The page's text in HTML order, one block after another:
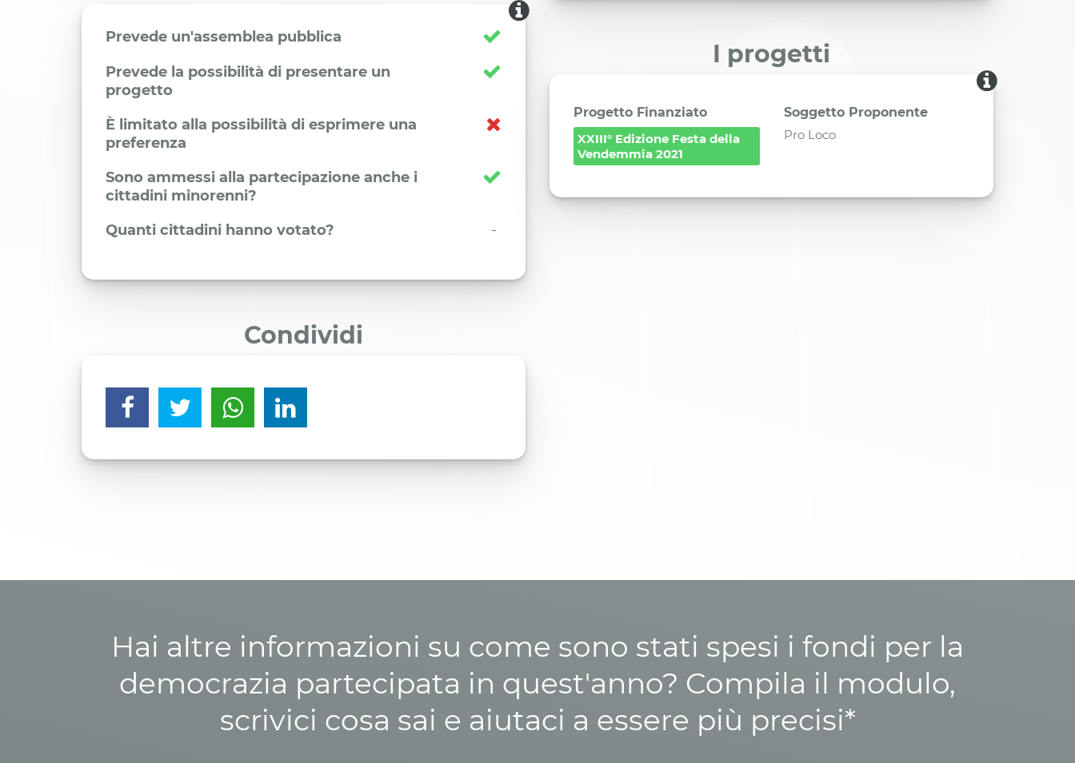
Prevede un'assemblea pubblica
Prevede la possibilità di presentare un
progetto
È limitato alla possibilità di esprimere una
preferenza
Sono ammessi alla partecipazione anche i
cittadini minorenni?
Quanti cittadini hanno votato?
-
I progetti
Progetto Finanziato
Soggetto Proponente
XXIII° Edizione Festa della
Vendemmia 2021
Pro Loco
Condividi
Hai altre informazioni su come sono stati spesi i fondi per la
democrazia partecipata in quest'anno? Compila il modulo,
scrivici cosa sai e aiutaci a essere più precisi*